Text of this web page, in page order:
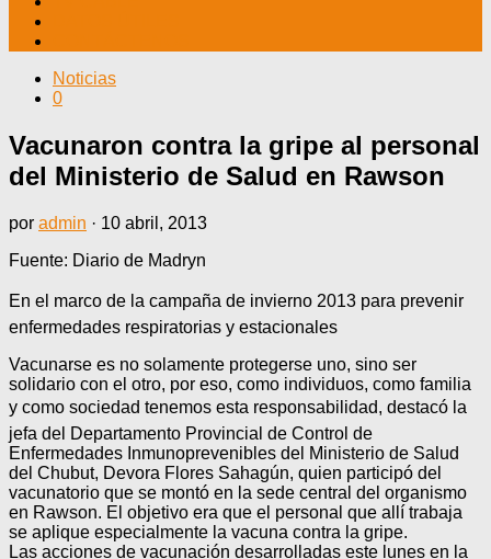
Noticias
0
Vacunaron contra la gripe al personal
del Ministerio de Salud en Rawson
por admin · 10 abril, 2013
Fuente: Diario de Madryn
En el marco de la campaña de invierno 2013 para prevenir
enfermedades respiratorias y estacionales
Vacunarse es no solamente protegerse uno, sino ser
solidario con el otro, por eso, como individuos, como familia
y como sociedad tenemos esta responsabilidad, destacó la
jefa del Departamento Provincial de Control de
Enfermedades Inmunoprevenibles del Ministerio de Salud
del Chubut, Devora Flores Sahagún, quien participó del
vacunatorio que se montó en la sede central del organismo
en Rawson. El objetivo era que el personal que allí trabaja
se aplique especialmente la vacuna contra la gripe.
Las acciones de vacunación desarrolladas este lunes en la